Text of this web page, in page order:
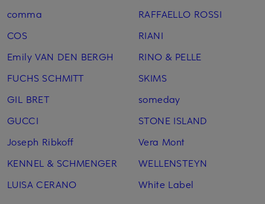
comma
COS
Emily VAN DEN BERGH
FUCHS SCHMITT
GIL BRET
GUCCI
Joseph Ribkoff
KENNEL & SCHMENGER
LUISA CERANO
RAFFAELLO ROSSI
RIANI
RINO & PELLE
SKIMS
someday
STONE ISLAND
Vera Mont
WELLENSTEYN
White Label